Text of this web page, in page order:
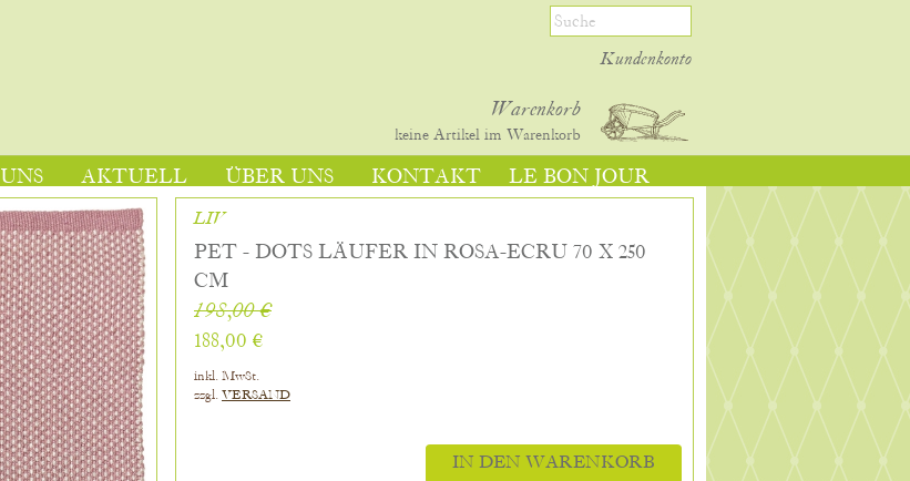
Kundenkonto
Warenkorb
keine Artikel im Warenkorb
AKTUELL ÜBER UNS KONTAKT LE BON JOUR
LIV
PET - DOTS LÄUFER IN ROSA-ECRU 70 X 250
CM
198,00 €
188,00 €
inkl. MwSt.
zzgl. VERSAND
IN DEN WARENKORB